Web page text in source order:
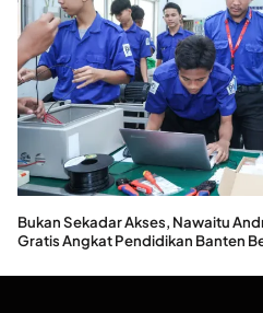
Bukan Sekadar Akses, Nawaitu
Gratis Angkat Pendidikan Banten